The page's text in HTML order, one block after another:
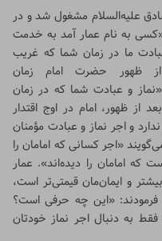
علیه‌السلام مشغول شد و در
به نام عمار آمد به خدمت
ما در زمان شما که غریب
ظهور حضرت امام زمان
و عبادت شما که در زمان
ظهور، امام در اوج اقتدار
و اجر نماز و عبادت مؤمنان
«اجر کسانی که امامان را
که امامان را دیده‌اند». عمار
و ایمان‌مان قیمتی‌تر است،
«این چه حرفی است؟
به دنبال اجر نماز خودتان